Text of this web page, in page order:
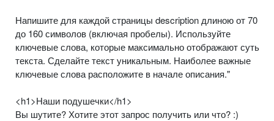
Напишите для каждой страницы description длиною от 70
до 160 символов (включая пробелы). Используйте
ключевые слова, которые максимально отображают суть
текста. Сделайте текст уникальным. Наиболее важные
ключевые слова расположите в начале описания."
<h1>Наши подушечки</h1>
Вы шутите? Хотите этот запрос получить или что? :)